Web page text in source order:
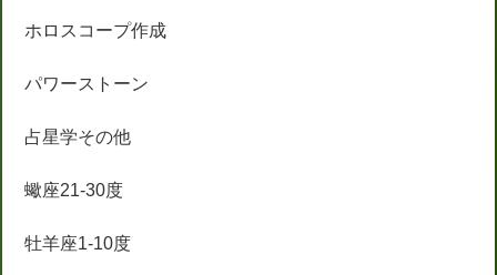
ホロスコープ作成
パワーストーン
占星学その他
蠍座21-30度
牡羊座1-10度